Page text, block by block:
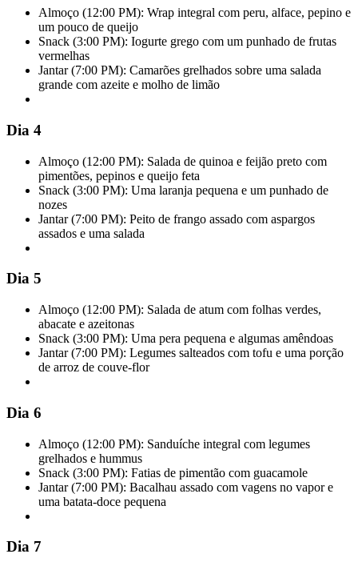
Almoço (12:00 PM): Wrap integral com peru, alface, pepino e
um pouco de queijo
Snack (3:00 PM): Iogurte grego com um punhado de frutas
vermelhas
Jantar (7:00 PM): Camarões grelhados sobre uma salada
grande com azeite e molho de limão
Dia 4
Almoço (12:00 PM): Salada de quinoa e feijão preto com
pimentões, pepinos e queijo feta
Snack (3:00 PM): Uma laranja pequena e um punhado de
nozes
Jantar (7:00 PM): Peito de frango assado com aspargos
assados e uma salada
Dia 5
Almoço (12:00 PM): Salada de atum com folhas verdes,
abacate e azeitonas
Snack (3:00 PM): Uma pera pequena e algumas amêndoas
Jantar (7:00 PM): Legumes salteados com tofu e uma porção
de arroz de couve-flor
Dia 6
Almoço (12:00 PM): Sanduíche integral com legumes
grelhados e hummus
Snack (3:00 PM): Fatias de pimentão com guacamole
Jantar (7:00 PM): Bacalhau assado com vagens no vapor e
uma batata-doce pequena
Dia 7